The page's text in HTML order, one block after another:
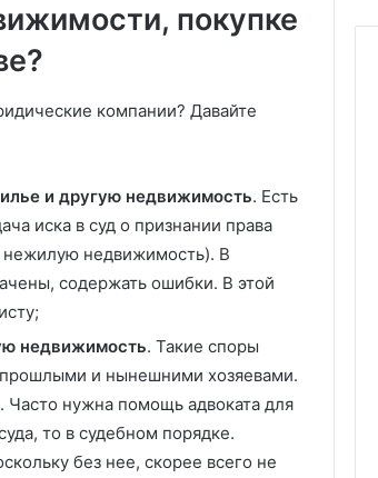
покупке
компании? Давайте
и другую недвижимость. Есть
иска в суд о признании права
нежилую недвижимость). В
содержать ошибки. В этой
недвижимость. Такие споры
и нынешними хозяевами.
Часто нужна помощь адвоката для
то в судебном порядке.
без нее, скорее всего не